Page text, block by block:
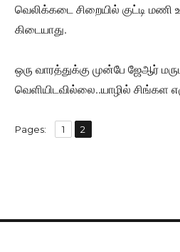
வெலிக்கடை சிறையில் குட்டி
கிடையாது.
ஒரு வாரத்துக்கு முன்பே ஜேஆர்
வெளியிடவில்லை..யாழில் சிங்கள
Pages: Page
1 ,
Page
2